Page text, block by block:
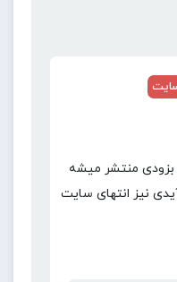
بزودی منتشر میشه
آیدی نیز انتهای سایت